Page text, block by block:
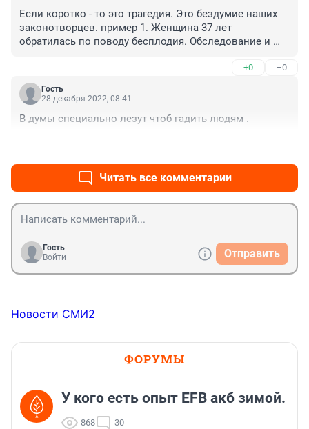
Если коротко - то это трагедия. Это бездумие наших
законотворцев. пример 1. Женщина 37 лет
обратилась по поводу бесплодия. Обследование и
наступила. В какой то момент при очередном
осмотре обнаружили онкологическое заболевание
матки. Все вовремя, через год она в порядке. Но! В
лечения. Берем донора яйцеклеток, (300 тыс
Лечим матку, не получается. Ищем деньги (1,5
миллиона примерно), ищем сурмаму, обследуем.
ТЫДЫНЦ! депутаты закон испустили, о наших благах
озаботючись. Запретить! Вопрос - куда выкинуть 4
отличных эмбриона - Вась или Маш? Удержится ли
ей вышагнуть? Могла бы быть счастливая семья.
+0 –0
Гость
28 декабря 2022, 08:41
В думы специально лезут чтоб гадить людям .
Читать все комментарии
Гость
Войти
Отправить
Новости СМИ2
ФОРУМЫ
У кого есть опыт EFB акб зимой.
868 30